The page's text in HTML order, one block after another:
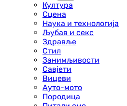
Култура
Сцена
Наука и технологија
Љубав и секс
Здравље
Стил
Занимљивости
Савјети
Вицеви
Ауто-мото
Породица